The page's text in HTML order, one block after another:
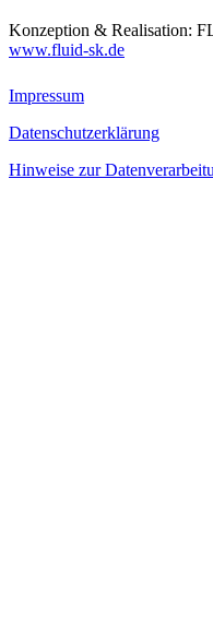
Konzeption & Realisation:
www.fluid-sk.de
Impressum
Datenschutzerklärung
Hinweise zur